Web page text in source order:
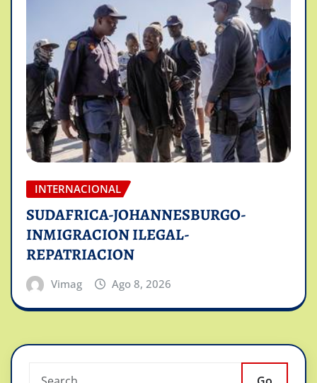
INTERNACIONAL
SUDAFRICA-JOHANNESBURGO-
INMIGRACION ILEGAL-
REPATRIACION
Vimag Ago 8, 2026